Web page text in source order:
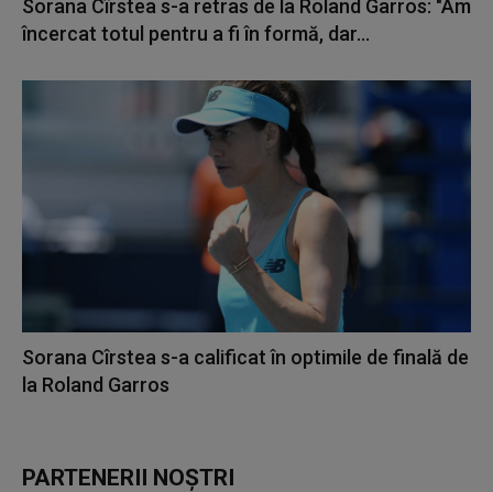
Sorana Cîrstea s-a retras de la Roland Garros: "Am
încercat totul pentru a fi în formă, dar...
Sorana Cîrstea s-a calificat în optimile de finală de
la Roland Garros
PARTENERII NOȘTRI